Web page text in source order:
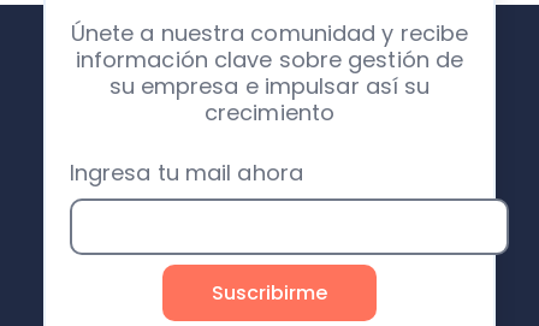
Únete a nuestra comunidad y recibe
información clave sobre gestión de
su empresa e impulsar así su
crecimiento
Ingresa tu mail ahora